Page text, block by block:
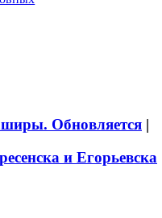
Обновляется |
и Егорьевска